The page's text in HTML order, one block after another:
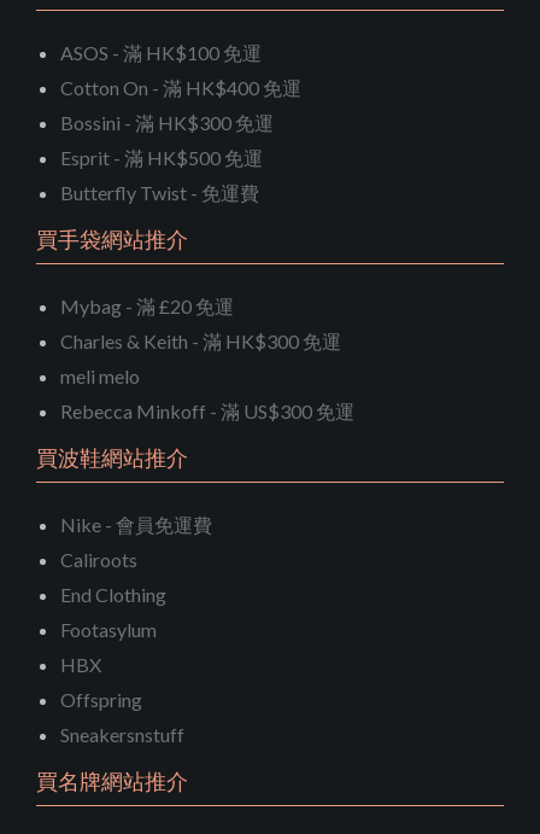
ASOS - 滿 HK$100 免運
Cotton On - 滿 HK$400 免運
Bossini - 滿 HK$300 免運
Esprit - 滿 HK$500 免運
Butterfly Twist - 免運費
買手袋網站推介
Mybag - 滿 £20 免運
Charles & Keith - 滿 HK$300 免運
meli melo
Rebecca Minkoff - 滿 US$300 免運
買波鞋網站推介
Nike - 會員免運費
Caliroots
End Clothing
Footasylum
HBX
Offspring
Sneakersnstuff
買名牌網站推介